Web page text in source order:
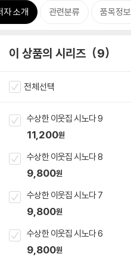
자 소개 관련분류 품목정보
이 상품의 시리즈 9
전체선택
수상한 이웃집 시노다 9
11,200원
수상한 이웃집 시노다 8
9,800원
수상한 이웃집 시노다 7
9,800원
수상한 이웃집 시노다 6
9,800원